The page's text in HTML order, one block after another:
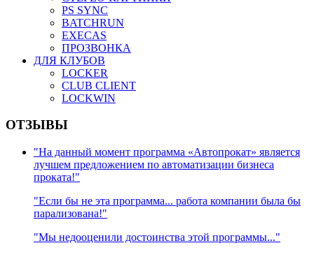
PS SYNC
BATCHRUN
EXECAS
ПРОЗВОНКА
ДЛЯ КЛУБОВ
LOCKER
CLUB CLIENT
LOCKWIN
ОТЗЫВЫ
"На данный момент программа «Автопрокат» является
лучшем предложением по автоматизации бизнеса
проката!"
"Если бы не эта программа... работа компании была бы
парализована!"
"Мы недооценили достоинства этой программы..."